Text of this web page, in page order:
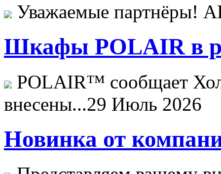
Уважаемые
Шкафы POLAIR в
POLAIR™ сообщает
внесены...29 Июль 2026
Новинка от